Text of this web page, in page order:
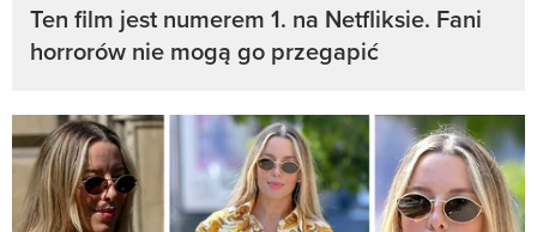
Ten film jest numerem 1. na Netfliksie. Fani
horrorów nie mogą go przegapić